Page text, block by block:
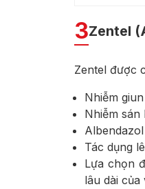
3Zentel
Zentel được
Nhiễm
Nhiễm sán
Tác dụng
Lựa chọn
lâu dài